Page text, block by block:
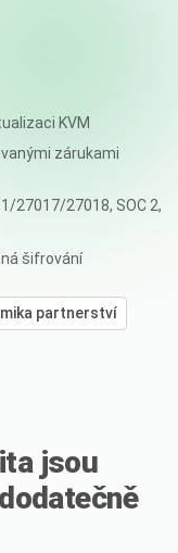
KVM
zárukami
27017/27018, SOC 2,
šifrování
partnerství
jsou